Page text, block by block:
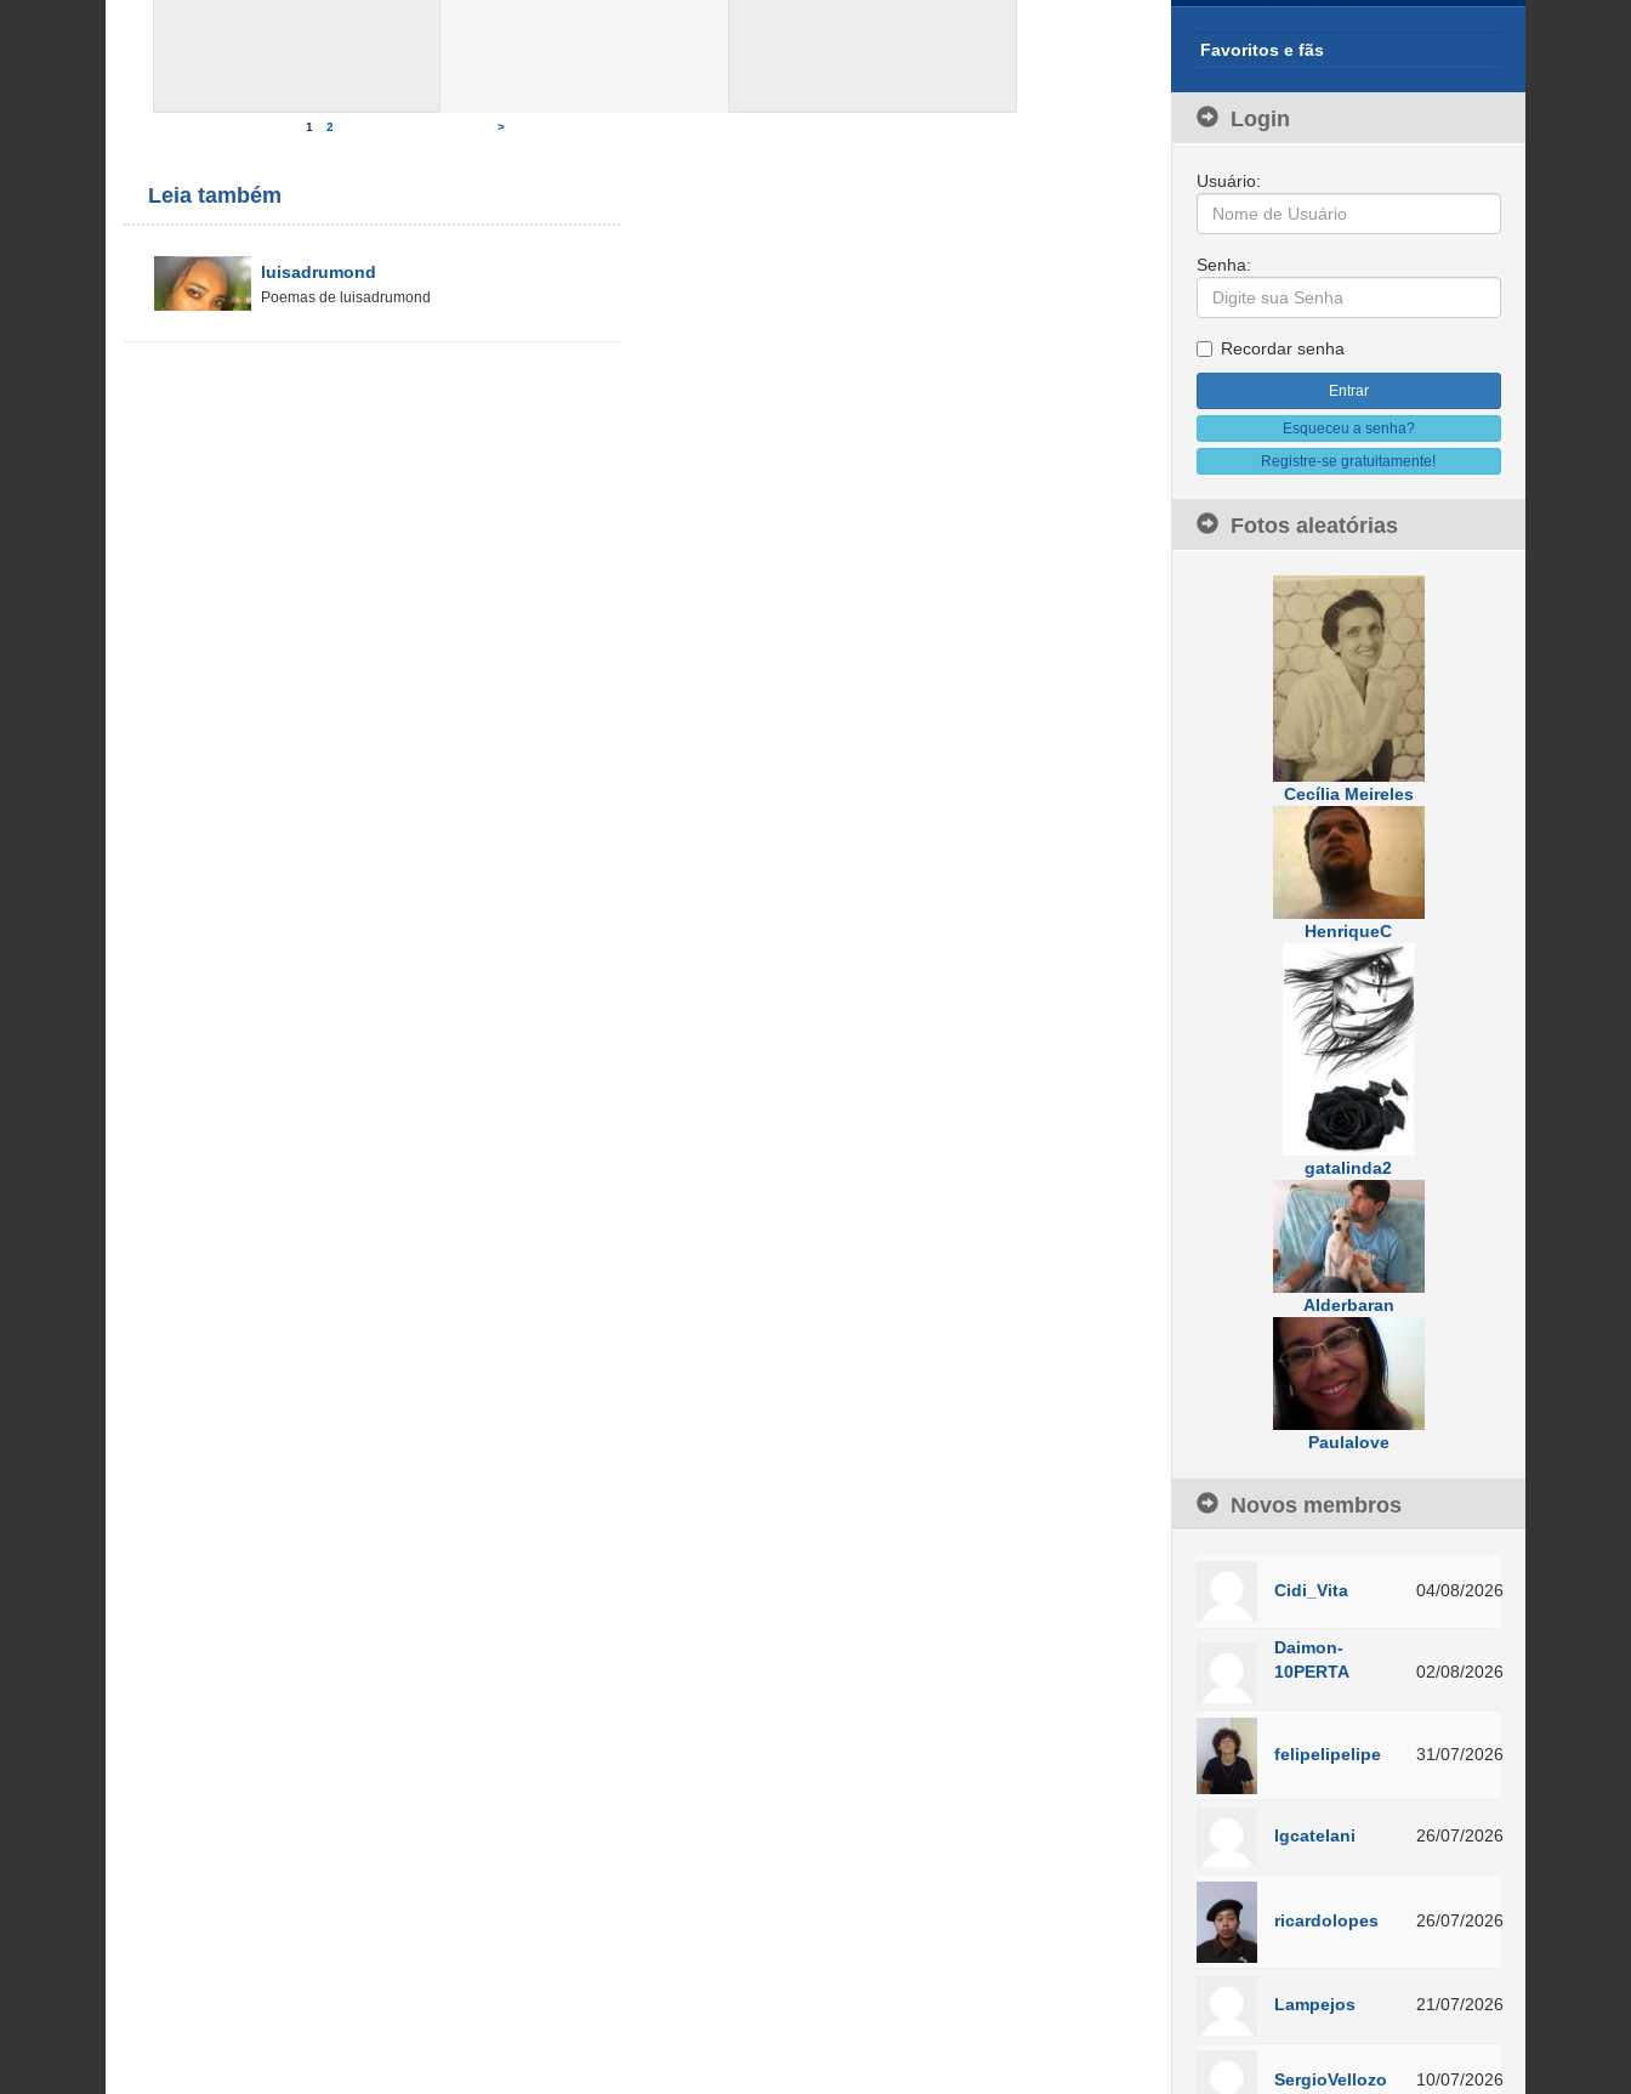
1 2 >
Leia também
luisadrumond
Poemas de luisadrumond
Favoritos e fãs
Login
Usuário:
Senha:
Recordar senha
Esqueceu a senha?
Registre-se gratuitamente!
Fotos aleatórias
Cecília Meireles
HenriqueC
gatalinda2
Alderbaran
Paulalove
Novos membros
Cidi_Vita 04/08/2026
Daimon-
10PERTA
02/08/2026
felipelipelipe 31/07/2026
lgcatelani 26/07/2026
ricardolopes 26/07/2026
Lampejos 21/07/2026
SergioVellozo 10/07/2026